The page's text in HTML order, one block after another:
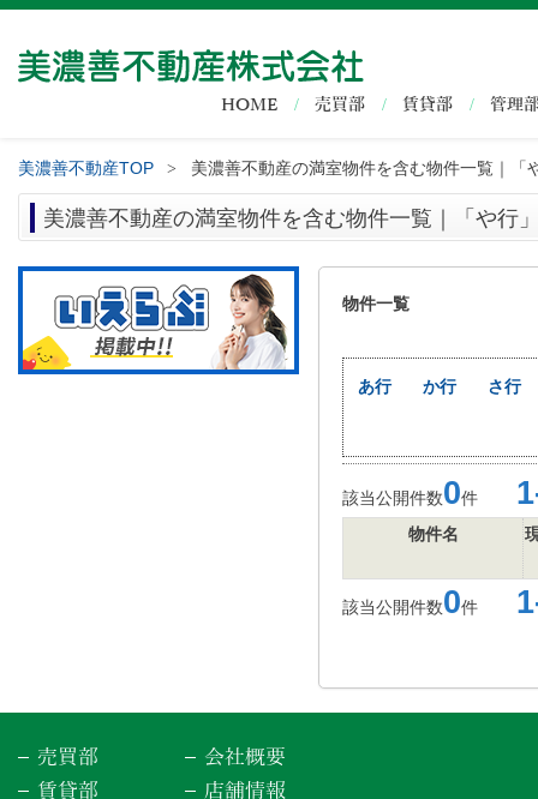
HOME 売買部 賃貸部 管理
美濃善不動産TOP > 美濃善不動産の満室物件を含む物件一覧｜「
美濃善不動産の満室物件を含む物件一覧｜「や行
物件一覧
あ行 か行 さ行
該当公開件数0件
物件名
該当公開件数0件
売買部
賃貸部
会社概要
店舗情報